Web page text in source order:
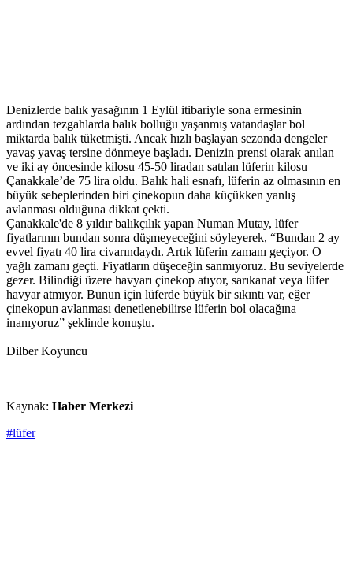
Denizlerde balık yasağının 1 Eylül itibariyle sona ermesinin
ardından tezgahlarda balık bolluğu yaşanmış vatandaşlar bol
miktarda balık tüketmişti. Ancak hızlı başlayan sezonda dengeler
yavaş yavaş tersine dönmeye başladı. Denizin prensi olarak anılan
ve iki ay öncesinde kilosu 45-50 liradan satılan lüferin kilosu
Çanakkale’de 75 lira oldu. Balık hali esnafı, lüferin az olmasının en
büyük sebeplerinden biri çinekopun daha küçükken yanlış
avlanması olduğuna dikkat çekti.
Çanakkale'de 8 yıldır balıkçılık yapan Numan Mutay, lüfer
fiyatlarının bundan sonra düşmeyeceğini söyleyerek, “Bundan 2 ay
evvel fiyatı 40 lira civarındaydı. Artık lüferin zamanı geçiyor. O
yağlı zamanı geçti. Fiyatların düşeceğin sanmıyoruz. Bu seviyelerde
gezer. Bilindiği üzere havyarı çinekop atıyor, sarıkanat veya lüfer
havyar atmıyor. Bunun için lüferde büyük bir sıkıntı var, eğer
çinekopun avlanması denetlenebilirse lüferin bol olacağına
inanıyoruz” şeklinde konuştu.
Dilber Koyuncu
Kaynak: Haber Merkezi
#lüfer